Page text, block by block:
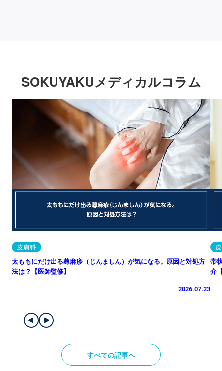
SOKUYAKUメディカルコラム
皮膚科
太ももにだけ出る蕁麻疹（じんましん）が気になる。原因と対処方
法は？【医師監修】
2026.07.23
帯
介
すべての記事へ